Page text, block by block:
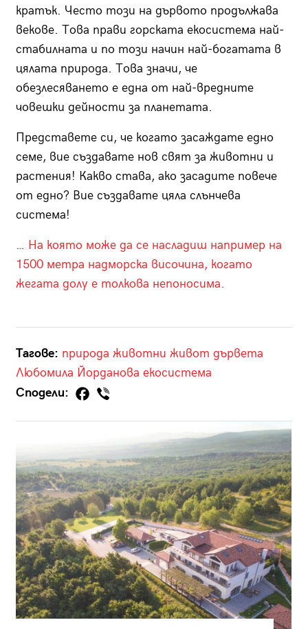
кратък. Често този на дървото продължава
векове. Това прави горската екосистема най-
стабилната и по този начин най-богатата в
цялата природа. Това значи, че
обезлесяването е една от най-вредните
човешки дейности за планетата.
Представете си, че когато засаждате едно
семе, вие създавате нов свят за животни и
растения! Какво става, ако засадите повече
от едно? Вие създавате цяла слънчева
система!
… На която може да се насладиш например на
1500 метра надморска височина, когато
жегата долу е толкова непоносима.
Тагове: природа животни живот дървета
Любомила Йорданова екосистема
Сподели: